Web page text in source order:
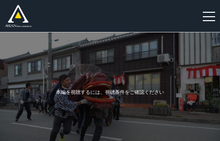
新
規
登
録
本編を視聴するには、視聴条件をご確認ください